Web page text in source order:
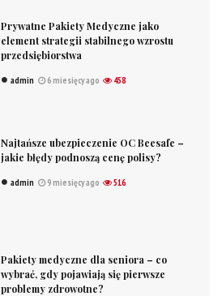
Prywatne Pakiety Medyczne jako
element strategii stabilnego wzrostu
przedsiębiorstwa
admin 6 miesięcy ago 458
Najtańsze ubezpieczenie OC Beesafe –
jakie błędy podnoszą cenę polisy?
admin 9 miesięcy ago 516
Pakiety medyczne dla seniora – co
wybrać, gdy pojawiają się pierwsze
problemy zdrowotne?